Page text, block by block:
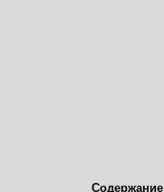
Содержание